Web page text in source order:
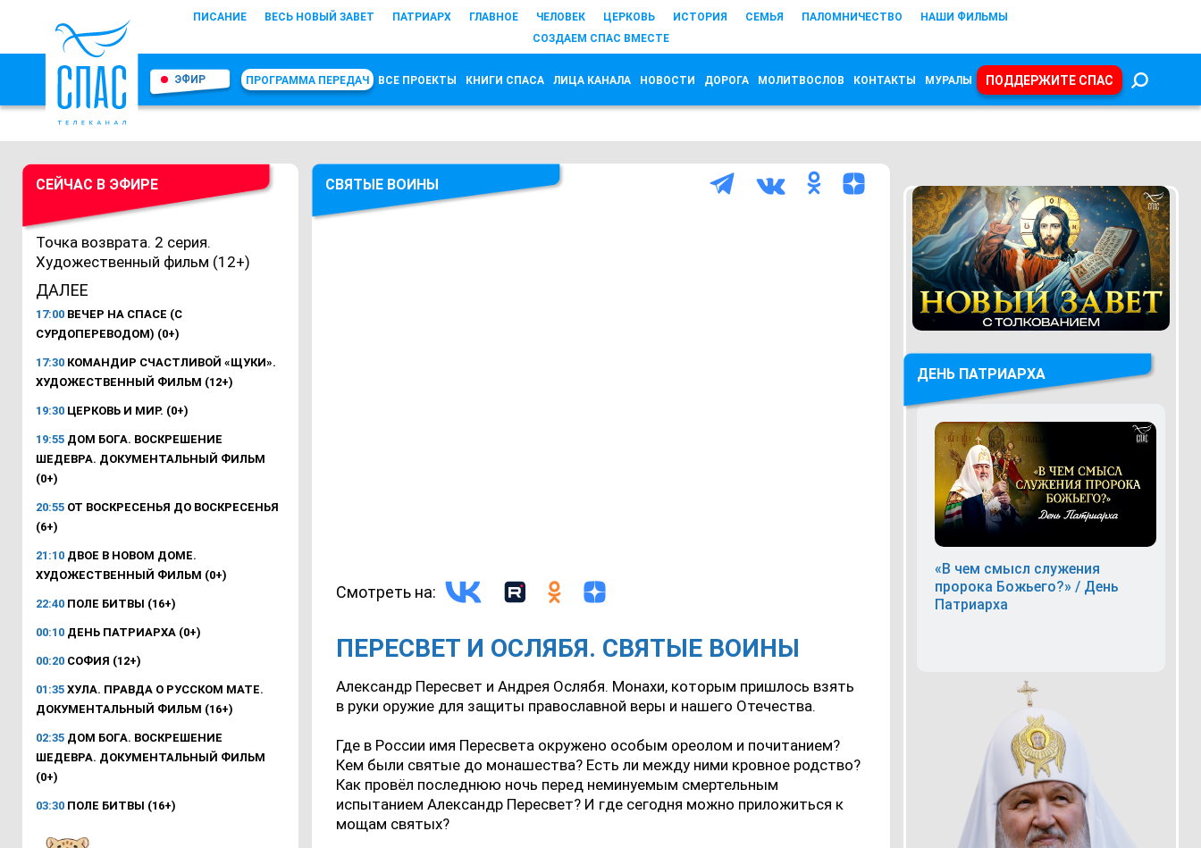
ПИСАНИЕ ВЕСЬ НОВЫЙ ЗАВЕТ ПАТРИАРХ ГЛАВНОЕ ЧЕЛОВЕК ЦЕРКОВЬ ИСТОРИЯ СЕМЬЯ ПАЛОМНИЧЕСТВО
НАШИ ФИЛЬМЫ
СОЗДАЕМ СПАС ВМЕСТЕ
ЭФИР ПРОГРАММА ПЕРЕДАЧ ВСЕ ПРОЕКТЫ КНИГИ СПАСА ЛИЦА КАНАЛА НОВОСТИ ДОРОГА МОЛИТВОСЛОВ КОНТАКТЫ МУРАЛЫ ПОДДЕРЖИТЕ СПАС
СЕЙЧАС В ЭФИРЕ
Точка возврата. 2 серия.
Художественный фильм (12+)
ДАЛЕЕ
17:00 ВЕЧЕР НА СПАСЕ (С
СУРДОПЕРЕВОДОМ) (0+)
17:30 КОМАНДИР СЧАСТЛИВОЙ «ЩУКИ».
ХУДОЖЕСТВЕННЫЙ ФИЛЬМ (12+)
19:30 ЦЕРКОВЬ И МИР. (0+)
19:55 ДОМ БОГА. ВОСКРЕШЕНИЕ
ШЕДЕВРА. ДОКУМЕНТАЛЬНЫЙ ФИЛЬМ
(0+)
20:55 ОТ ВОСКРЕСЕНЬЯ ДО ВОСКРЕСЕНЬЯ
(6+)
21:10 ДВОЕ В НОВОМ ДОМЕ.
ХУДОЖЕСТВЕННЫЙ ФИЛЬМ (0+)
22:40 ПОЛЕ БИТВЫ (16+)
00:10 ДЕНЬ ПАТРИАРХА (0+)
00:20 СОФИЯ (12+)
01:35 ХУЛА. ПРАВДА О РУССКОМ МАТЕ.
ДОКУМЕНТАЛЬНЫЙ ФИЛЬМ (16+)
02:35 ДОМ БОГА. ВОСКРЕШЕНИЕ
ШЕДЕВРА. ДОКУМЕНТАЛЬНЫЙ ФИЛЬМ
(0+)
03:30 ПОЛЕ БИТВЫ (16+)
СВЯТЫЕ ВОИНЫ
Смотреть на:
ПЕРЕСВЕТ И ОСЛЯБЯ. СВЯТЫЕ ВОИНЫ
Александр Пересвет и Андрея Ослябя. Монахи, которым пришлось взять
в руки оружие для защиты православной веры и нашего Отечества.
Где в России имя Пересвета окружено особым ореолом и почитанием?
Кем были святые до монашества? Есть ли между ними кровное родство?
Как провёл последнюю ночь перед неминуемым смертельным
испытанием Александр Пересвет? И где сегодня можно приложиться к
мощам святых?
ДЕНЬ ПАТРИАРХА
«В чем смысл служения
пророка Божьего?» / День
Патриарха